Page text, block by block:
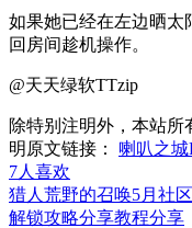
如果她已经在左边晒太
回房间趁机操作。
@天天绿软TTzip
除特别注明外，本站所
明原文链接： 喇叭之
7人喜欢
猎人荒野的召唤5月社
解锁攻略分享教程分享